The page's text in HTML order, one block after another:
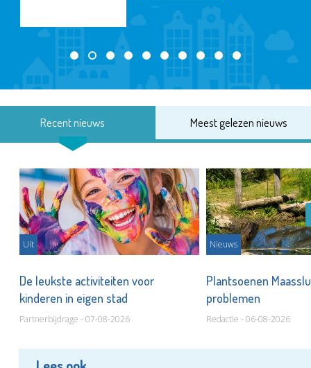
Recent nieuws Meest gelezen nieuws
Uit
De leukste activiteiten voor
kinderen in eigen stad
Partnerbijdrage - 07-08-2026
Nieuws
Plantsoenen
problemen
Redactie - 06-08-2026